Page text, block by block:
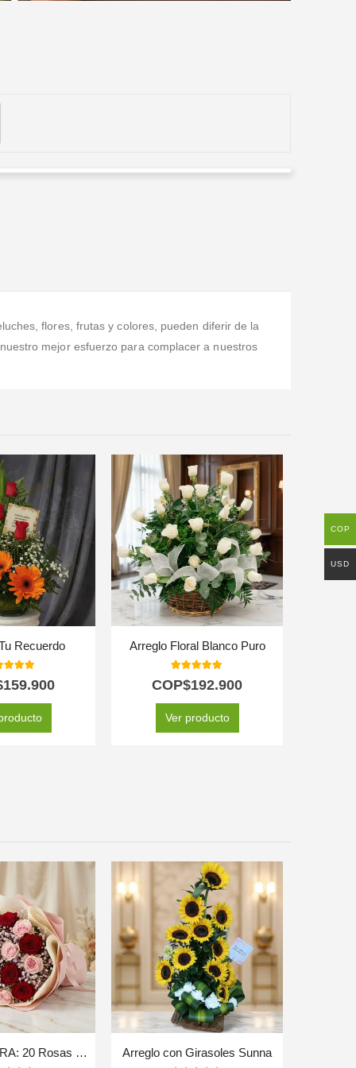
flores, frutas y colores, pueden diferir de la
mejor esfuerzo para complacer a nuestros
Recuerdo
159.900
Arreglo Floral Blanco Puro
5.00
COP$192.900
Ver producto
Bouquet ELETRA: 20 Rosas Rojas y Rosadas para Expresar tu Amor 🌹 Arreglo con Girasoles Sunna
COP
USD